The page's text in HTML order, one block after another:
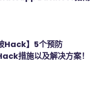
Hack】5个预防
措施以及解决方案！